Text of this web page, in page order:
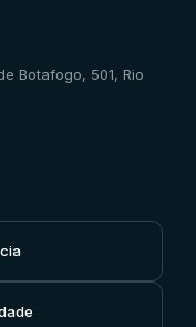
Botafogo, 501, Rio